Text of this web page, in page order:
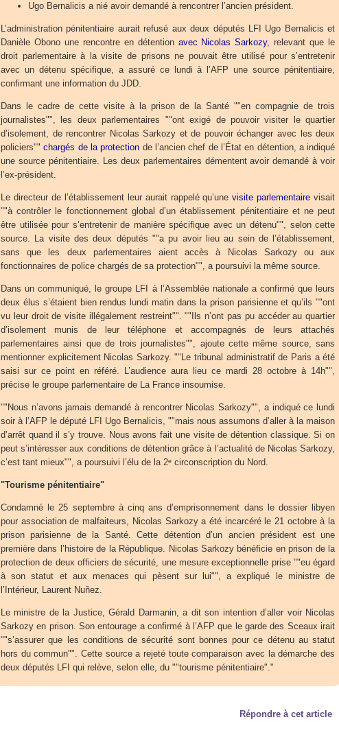
Ugo Bernalicis a nié avoir demandé à rencontrer l’ancien président.
L’administration pénitentiaire aurait refusé aux deux députés LFI Ugo Bernalicis et
Danièle Obono une rencontre en détention avec Nicolas Sarkozy, relevant que le
droit parlementaire à la visite de prisons ne pouvait être utilisé pour s’entretenir
avec un détenu spécifique, a assuré ce lundi à l’AFP une source pénitentiaire,
confirmant une information du JDD.
Dans le cadre de cette visite à la prison de la Santé ""en compagnie de trois
journalistes"", les deux parlementaires ""ont exigé de pouvoir visiter le quartier
d’isolement, de rencontrer Nicolas Sarkozy et de pouvoir échanger avec les deux
policiers""chargés de la protection de l’ancien chef de l’État en détention, a indiqué
une source pénitentiaire. Les deux parlementaires démentent avoir demandé à voir
l’ex-président.
Le directeur de l’établissement leur aurait rappelé qu’unevisite parlementaire visait
""à contrôler le fonctionnement global d’un établissement pénitentiaire et ne peut
être utilisée pour s’entretenir de manière spécifique avec un détenu"", selon cette
source. La visite des deux députés ""a pu avoir lieu au sein de l’établissement,
sans que les deux parlementaires aient accès à Nicolas Sarkozy ou aux
fonctionnaires de police chargés de sa protection"", a poursuivi la même source.
Dans un communiqué, le groupe LFI à l’Assemblée nationale a confirmé que leurs
deux élus s’étaient bien rendus lundi matin dans la prison parisienne et qu’ils ""ont
vu leur droit de visite illégalement restreint"". ""Ils n’ont pas pu accéder au quartier
d’isolement munis de leur téléphone et accompagnés de leurs attachés
parlementaires ainsi que de trois journalistes"", ajoute cette même source, sans
mentionner explicitement Nicolas Sarkozy. ""Le tribunal administratif de Paris a été
saisi sur ce point en référé. L’audience aura lieu ce mardi 28 octobre à 14h"",
précise le groupe parlementaire de La France insoumise.
""Nous n’avons jamais demandé à rencontrer Nicolas Sarkozy"", a indiqué ce lundi
soir à l’AFP le député LFI Ugo Bernalicis, ""mais nous assumons d’aller à la maison
d’arrêt quand il s’y trouve. Nous avons fait une visite de détention classique. Si on
peut s’intéresser aux conditions de détention grâce à l’actualité de Nicolas Sarkozy,
c’est tant mieux"", a poursuivi l’élu de la 2ᵉ circonscription du Nord.
"Tourisme pénitentiaire"
Condamné le 25 septembre à cinq ans d’emprisonnement dans le dossier libyen
pour association de malfaiteurs, Nicolas Sarkozy a été incarcéré le 21 octobre à la
prison parisienne de la Santé. Cette détention d’un ancien président est une
première dans l’histoire de la République. Nicolas Sarkozy bénéficie en prison de la
protection de deux officiers de sécurité, une mesure exceptionnelle prise ""eu égard
à son statut et aux menaces qui pèsent sur lui"", a expliqué le ministre de
l’Intérieur, Laurent Nuñez.
Le ministre de la Justice, Gérald Darmanin, a dit son intention d’aller voir Nicolas
Sarkozy en prison. Son entourage a confirmé à l’AFP que le garde des Sceaux irait
""s’assurer que les conditions de sécurité sont bonnes pour ce détenu au statut
hors du commun"". Cette source a rejeté toute comparaison avec la démarche des
deux députés LFI qui relève, selon elle, du ""tourisme pénitentiaire"."
Répondre à cet article